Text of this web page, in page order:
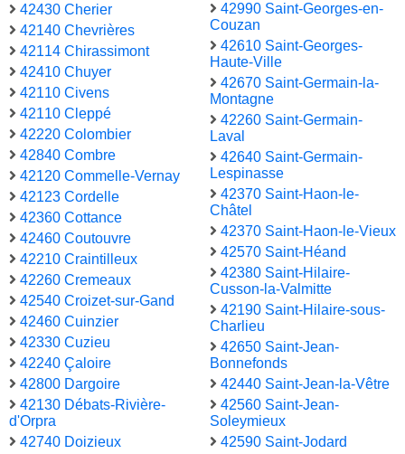
42430 Cherier
42140 Chevrières
42114 Chirassimont
42410 Chuyer
42110 Civens
42110 Cleppé
42220 Colombier
42840 Combre
42120 Commelle-Vernay
42123 Cordelle
42360 Cottance
42460 Coutouvre
42210 Craintilleux
42260 Cremeaux
42540 Croizet-sur-Gand
42460 Cuinzier
42330 Cuzieu
42240 Çaloire
42800 Dargoire
42130 Débats-Rivière-
d'Orpra
42740 Doizieux
42990 Saint-Georges-en-
Couzan
42610 Saint-Georges-
Haute-Ville
42670 Saint-Germain-la-
Montagne
42260 Saint-Germain-
Laval
42640 Saint-Germain-
Lespinasse
42370 Saint-Haon-le-
Châtel
42370 Saint-Haon-le-Vieux
42570 Saint-Héand
42380 Saint-Hilaire-
Cusson-la-Valmitte
42190 Saint-Hilaire-sous-
Charlieu
42650 Saint-Jean-
Bonnefonds
42440 Saint-Jean-la-Vêtre
42560 Saint-Jean-
Soleymieux
42590 Saint-Jodard